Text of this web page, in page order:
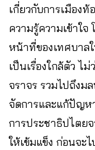
เกี่ยวกับการเมือง
ความรู้ความเข้าใ
หน้าที่ของเทศบาล
เป็นเรื่องใกล้ตัว​ ไ
จราจร รวมไปถึง
จัดการและแก้ปัญห
การประชาธิปไตย
ให้เข้มแข็ง ก่อนจะ